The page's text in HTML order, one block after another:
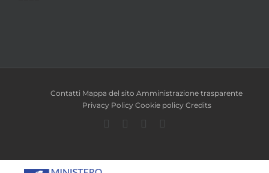
Contatti Mappa del sito Amministrazione trasparente
Privacy Policy Cookie policy Credits
Facebook
TwitterYouTube